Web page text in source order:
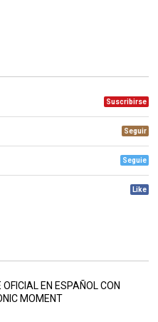
Suscribirse
Seguir
Seguie
Like
EN ESPAÑOL CON
MOMENT